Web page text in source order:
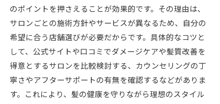
のポイントを押さえることが効果的です。その理由は、
サロンごとの施術方針やサービスが異なるため、自分の
希望に合う店舗選びが必要だからです。具体的なコツと
して、公式サイトや口コミでダメージケアや髪質改善を
得意とするサロンを比較検討する、カウンセリングの丁
寧さやアフターサポートの有無を確認するなどがありま
す。これにより、髪の健康を守りながら理想のスタイル